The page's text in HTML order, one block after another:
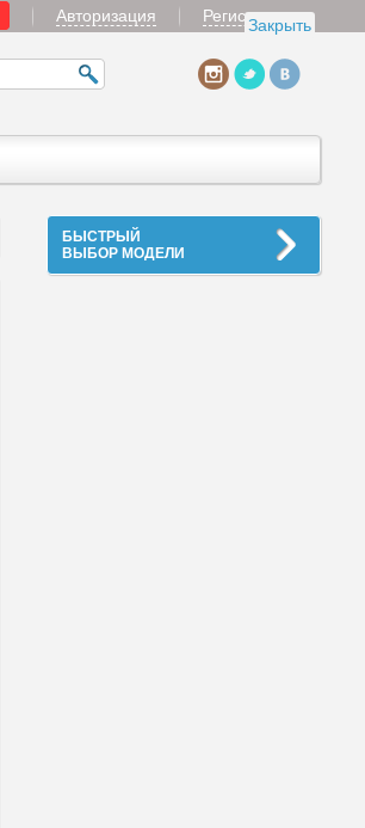
Закрыть
Авторизация Регистрация
БЫСТРЫЙ
ВЫБОР МОДЕЛИ